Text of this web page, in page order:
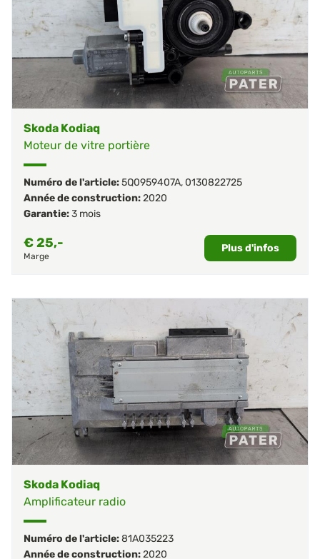
Skoda Kodiaq
Moteur de vitre portière
Numéro de l'article:5Q0959407A,0130822725
Année de construction:2020
Garantie:3 mois
€25,-
Marge
Plus d'infos
Skoda Kodiaq
Amplificateur radio
Numéro de l'article:81A035223
Année de construction:2020